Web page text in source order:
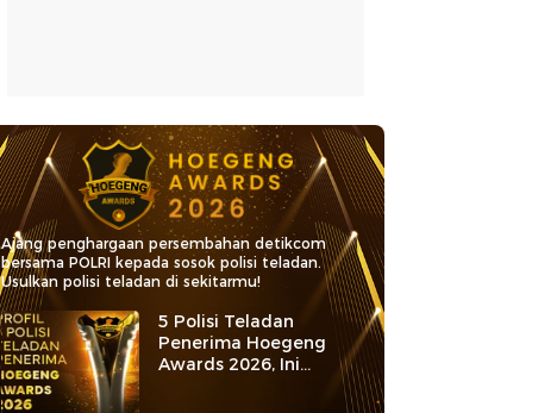
Ajang penghargaan persembahan detikcom
bersama POLRI kepada sosok polisi teladan.
Usulkan polisi teladan di sekitarmu!
5 Polisi Teladan
Penerima Hoegeng
Awards 2026, Ini
Kategori dan Kiprahnya